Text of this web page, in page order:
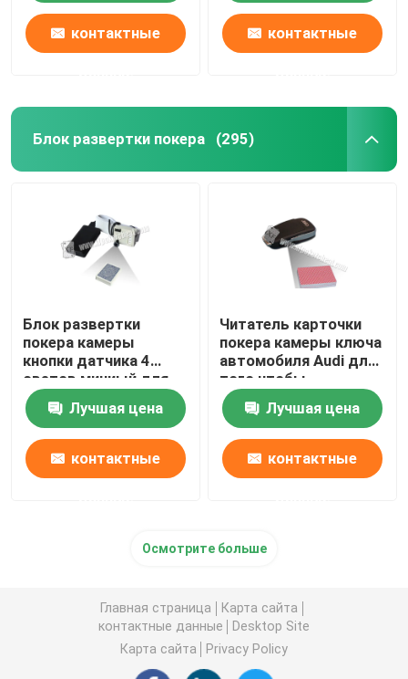
контактные контактные
Блок развертки покера (295)
Блок развертки
покера камеры
кнопки датчика 4
светов миниый для
того чтобы
просмотреть коды
штриховой
маркировки играя
покер
Лучшая цена
контактные
Читатель карточки
покера камеры ключа
автомобиля Audi для
того чтобы
просмотреть
стороны кода
штриховой
маркировки
обжуливая играя
Лучшая цена
контактные
Осмотрите больше
Главная страница
Карта сайта
контактные данные
Desktop Site
Карта сайта
Privacy Policy